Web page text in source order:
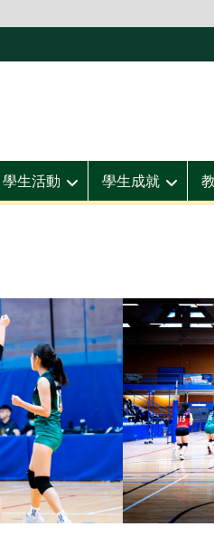
學生活動 學生成就